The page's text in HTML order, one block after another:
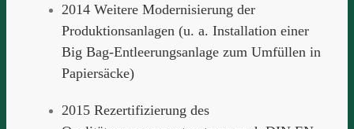
2014 Weitere Modernisierung der
Produktionsanlagen (u. a. Installation einer
Big Bag-Entleerungsanlage zum Umfüllen in
Papiersäcke)
2015 Rezertifizierung des